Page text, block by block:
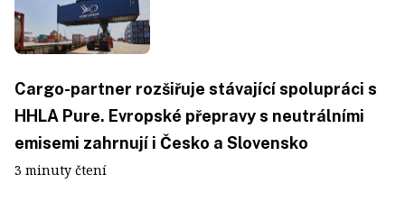
Cargo-partner rozšiřuje stávající spolupráci s
HHLA Pure. Evropské přepravy s neutrálními
emisemi zahrnují i Česko a Slovensko
3 minuty čtení